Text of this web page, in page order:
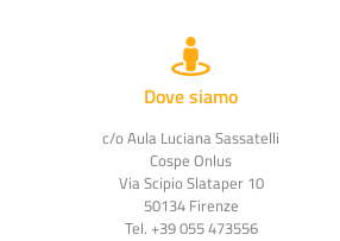
Dove siamo
c/o Aula Luciana Sassatelli
Cospe Onlus
Via Scipio Slataper 10
50134 Firenze
Tel. +39 055 473556